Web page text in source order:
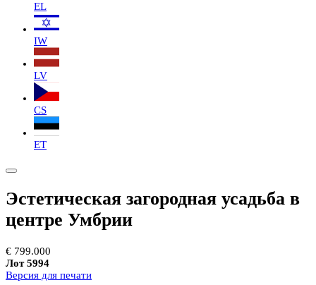
EL
IW
LV
CS
ET
Эстетическая загородная усадьба в
центре Умбрии
€ 799.000
Лот 5994
Версия для печати